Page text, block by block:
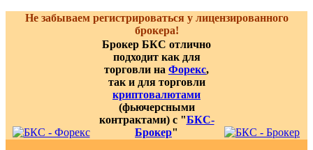
Не забываем регистрироваться у лицензированного
брокера!
Брокер БКС отлично
подходит как для
торговли на Форекс,
так и для торговли
криптовалютами
(фьючерсными
контрактами) с "БКС-
Брокер"